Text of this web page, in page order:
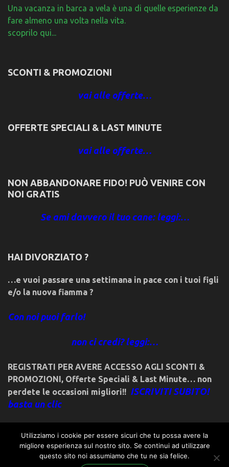
Una vacanza in barca a vela è una di quelle esperienze da
fare almeno una volta nella vita.
scoprilo qui...
SCONTI & PROMOZIONI
vai alle offerte…
OFFERTE SPECIALI & LAST MINUTE
vai alle offerte…
NON ABBANDONARE FIDO! PUÒ VENIRE CON
NOI GRATIS
Se ami davvero il tuo cane: leggi:…
HAI DIVORZIATO ?
…e vuoi passare una settimana in pace con i tuoi figli
e/o la nuova fiamma ?
Con noi puoi farlo!
non ci credi? leggi:…
REGISTRATI PER AVERE ACCESSO AGLI SCONTI &
PROMOZIONI, Offerte Speciali & Last Minute… non
perdete le occasioni migliori!! ISCRIVITI SUBITO!
basta un clic
© 2018friulivg.it. -*- By ST.GEORGE.DRAGONSLAYER LLC -*-
Utilizziamo i cookie per essere sicuri che tu possa avere la
migliore esperienza sul nostro sito. Se continui ad utilizzare
questo sito noi assumiamo che tu ne sia felice.